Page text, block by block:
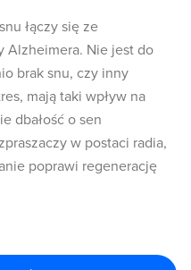
łączy się ze
Alzheimera. Nie jest do
brak snu, czy inny
mają taki wpływ na
dbałość o sen
w postaci radia,
poprawi regenerację